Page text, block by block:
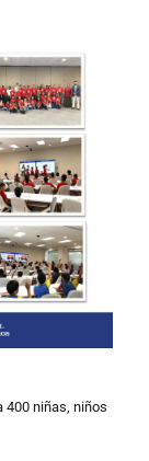
400 niñas, niños